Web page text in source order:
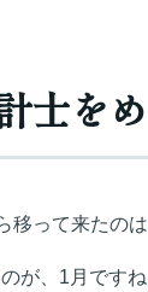
をめ
移って来たの
、1月です